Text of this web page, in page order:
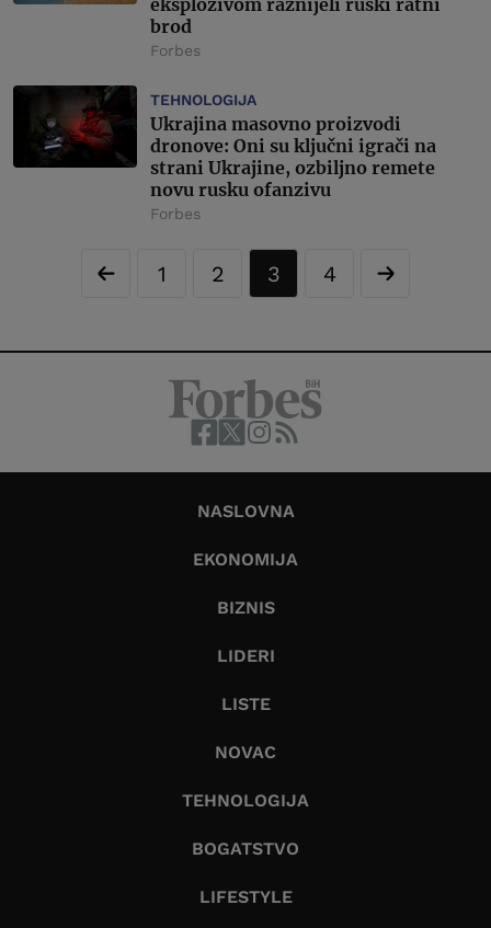
eksplozivom raznijeli ruski ratni
brod
Forbes
TEHNOLOGIJA
Ukrajina masovno proizvodi
dronove: Oni su ključni igrači na
strani Ukrajine, ozbiljno remete
novu rusku ofanzivu
Forbes
1 2 3 4
NASLOVNA
EKONOMIJA
BIZNIS
LIDERI
LISTE
NOVAC
TEHNOLOGIJA
BOGATSTVO
LIFESTYLE